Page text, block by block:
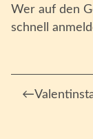
Wer auf den
schnell